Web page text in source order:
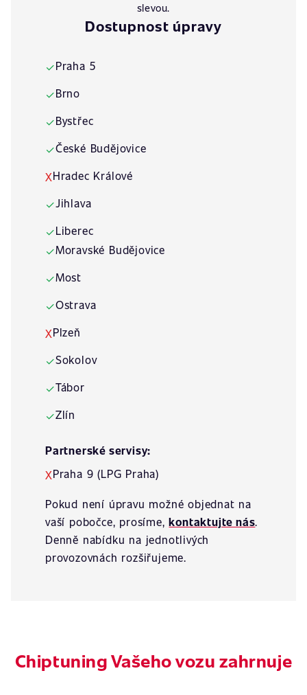
slevou.
Dostupnost úpravy
✓Praha 5
✓Brno
✓Bystřec
✓České Budějovice
XHradec Králové
✓Jihlava
✓Liberec
✓Moravské Budějovice
✓Most
✓Ostrava
XPlzeň
✓Sokolov
✓Tábor
✓Zlín
Partnerské servisy:
XPraha 9 (LPG Praha)
Pokud není úpravu možné objednat na
vaší pobočce, prosíme,kontaktujte nás.
Denně nabídku na jednotlivých
provozovnách rozšiřujeme.
Chiptuning Vašeho vozu zahrnuje